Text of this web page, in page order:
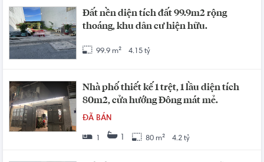
Đất nền diện tích đất 99.9m2 rộng
thoáng, khu dân cư hiện hữu.
99.9 m² 4.15 tỷ
Nhà phố thiết kế 1 trệt, 1 lầu diện tích
80m2, cửa hướng Đông mát mẻ.
ĐÃ BÁN
1 80 m² 4.2 tỷ